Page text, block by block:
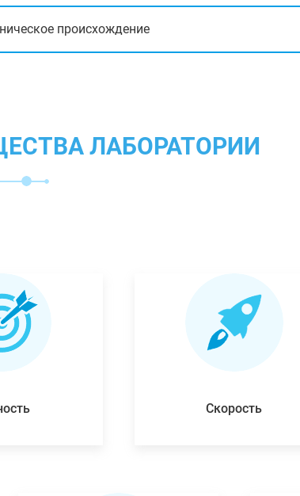
происхождение
ЛАБОРАТОРИИ
Скорость